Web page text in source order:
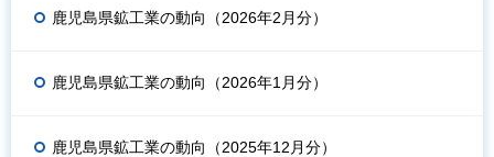
鹿児島県鉱工業の動向（2026年2月分）
鹿児島県鉱工業の動向（2026年1月分）
鹿児島県鉱工業の動向（2025年12月分）